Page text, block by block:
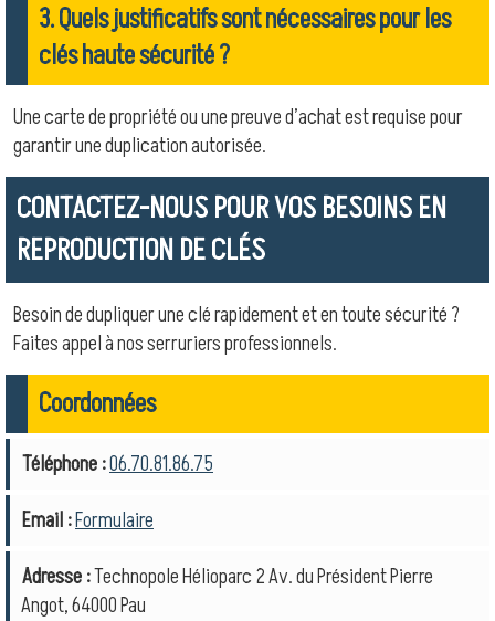
3. Quels justificatifs sont nécessaires pour les
clés haute sécurité ?
Une carte de propriété ou une preuve d’achat est requise pour
garantir une duplication autorisée.
CONTACTEZ-NOUS POUR VOS BESOINS EN
REPRODUCTION DE CLÉS
Besoin de dupliquer une clé rapidement et en toute sécurité ?
Faites appel à nos serruriers professionnels.
Coordonnées
Téléphone :06.70.81.86.75
Email :Formulaire
Adresse :Technopole Hélioparc 2 Av. du Président Pierre
Angot, 64000 Pau